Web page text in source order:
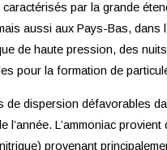
par la grande
aussi aux Pays-Bas,
de haute pression, des
pour la formation de
de dispersion défavorables
l’année. L’ammoniac
provenant